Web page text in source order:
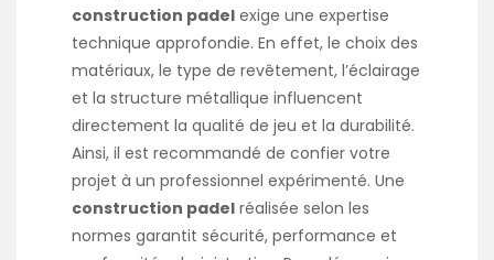
construction padel exige une expertise
technique approfondie. En effet, le choix des
matériaux, le type de revêtement, l’éclairage
et la structure métallique influencent
directement la qualité de jeu et la durabilité.
Ainsi, il est recommandé de confier votre
projet à un professionnel expérimenté. Une
construction padel réalisée selon les
normes garantit sécurité, performance et